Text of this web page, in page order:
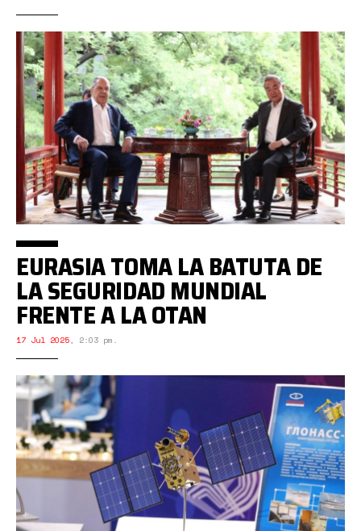
EURASIA TOMA LA BATUTA DE
LA SEGURIDAD MUNDIAL
FRENTE A LA OTAN
17 Jul 2025, 2:03 pm.